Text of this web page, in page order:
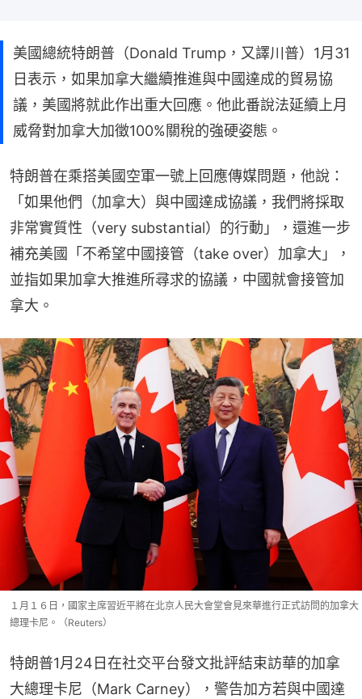
美國總統特朗普（Donald Trump，又譯川普）1月31
日表示，如果加拿大繼續推進與中國達成的貿易協
議，美國將就此作出重大回應。他此番說法延續上月
威脅對加拿大加徵100%關稅的強硬姿態。
特朗普在乘搭美國空軍一號上回應傳媒問題，他說：
「如果他們（加拿大）與中國達成協議，我們將採取
非常實質性（very substantial）的行動」，還進一步
補充美國「不希望中國接管（take over）加拿大」，
並指如果加拿大推進所尋求的協議，中國就會接管加
拿大。
１月１６日，國家主席習近平將在北京人民大會堂會見來華進行正式訪問的加拿大
總理卡尼。（Reuters）
特朗普1月24日在社交平台發文批評結束訪華的加拿
大總理卡尼（Mark Carney），警告加方若與中國達